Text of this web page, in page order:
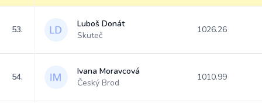
53.
Luboš Donát
Skuteč
1026.26
54.
Ivana Moravcová
Český Brod
1010.99